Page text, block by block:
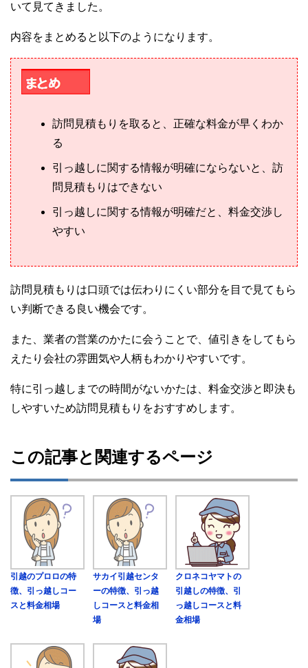
いて見てきました。
内容をまとめると以下のようになります。
訪問見積もりを取ると、正確な料金が早くわか
る
引っ越しに関する情報が明確にならないと、訪
問見積もりはできない
引っ越しに関する情報が明確だと、料金交渉し
やすい
訪問見積もりは口頭では伝わりにくい部分を目で見てもら
い判断できる良い機会です。
また、業者の営業のかたに会うことで、値引きをしてもら
えたり会社の雰囲気や人柄もわかりやすいです。
特に引っ越しまでの時間がないかたは、料金交渉と即決も
しやすいため訪問見積もりをおすすめします。
この記事と関連するページ
引越のプロロの特
徴、引っ越しコー
スと料金相場
サカイ引越センタ
ーの特徴、引っ越
しコースと料金相
場
クロネコヤマトの
引越しの特徴、引
っ越しコースと料
金相場